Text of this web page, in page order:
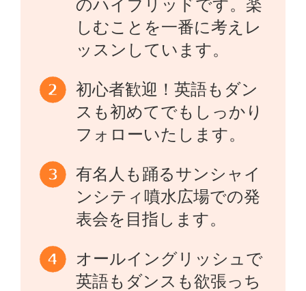
のハイブリッドです。楽
しむことを一番に考えレ
ッスンしています。
初心者歓迎！英語もダン
スも初めてでもしっかり
フォローいたします。
有名人も踊るサンシャイ
ンシティ噴水広場での発
表会を目指します。
オールイングリッシュで
英語もダンスも欲張っち